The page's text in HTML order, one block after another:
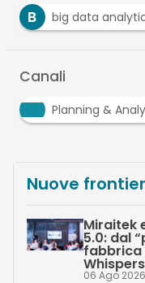
B
big data
Canali
Planning &
Nuove
Miraitek
5.0: dal
fabbrica
Whispers
06 Ago 2026